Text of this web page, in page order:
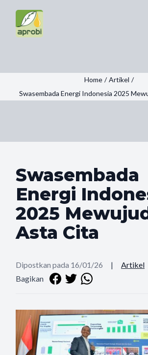
Home / Artikel /
Swasembada Energi Indonesia 2025
Swasembada
Energi
2025
Asta Cita
Dipostkan pada 16/01/26 |
Artikel
Bagikan